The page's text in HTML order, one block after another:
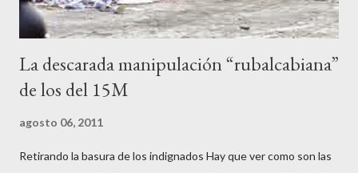
La descarada manipulación “rubalcabiana”
de los del 15M
agosto 06, 2011
Retirando la basura de los indignados Hay que ver como son las